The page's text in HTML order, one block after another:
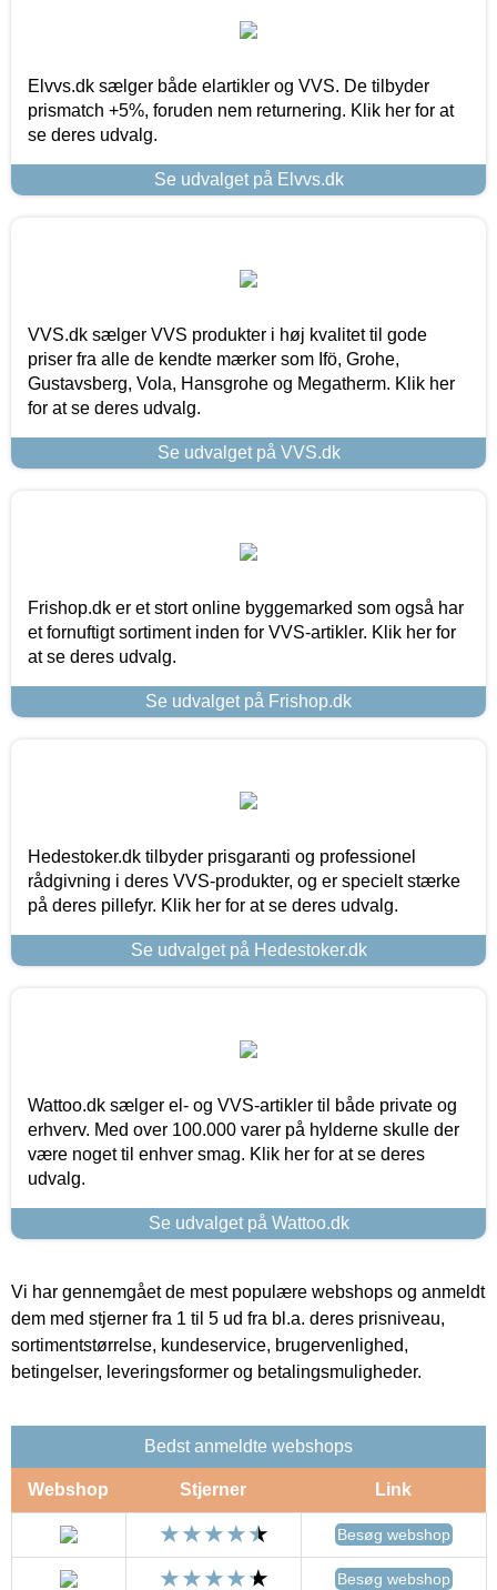
Elvvs.dk sælger både elartikler og VVS. De tilbyder
prismatch +5%, foruden nem returnering. Klik her for at
se deres udvalg.
Se udvalget på Elvvs.dk
VVS.dk sælger VVS produkter i høj kvalitet til gode
priser fra alle de kendte mærker som Ifö, Grohe,
Gustavsberg, Vola, Hansgrohe og Megatherm. Klik her
for at se deres udvalg.
Se udvalget på VVS.dk
Frishop.dk er et stort online byggemarked som også har
et fornuftigt sortiment inden for VVS-artikler. Klik her for
at se deres udvalg.
Se udvalget på Frishop.dk
Hedestoker.dk tilbyder prisgaranti og professionel
rådgivning i deres VVS-produkter, og er specielt stærke
på deres pillefyr. Klik her for at se deres udvalg.
Se udvalget på Hedestoker.dk
Wattoo.dk sælger el- og VVS-artikler til både private og
erhverv. Med over 100.000 varer på hylderne skulle der
være noget til enhver smag. Klik her for at se deres
udvalg.
Se udvalget på Wattoo.dk
Vi har gennemgået de mest populære webshops og anmeldt
dem med stjerner fra 1 til 5 ud fra bl.a. deres prisniveau,
sortimentstørrelse, kundeservice, brugervenlighed,
betingelser, leveringsformer og betalingsmuligheder.
Bedst anmeldte webshops
Webshop Stjerner Link
Besøg webshop
Besøg webshop